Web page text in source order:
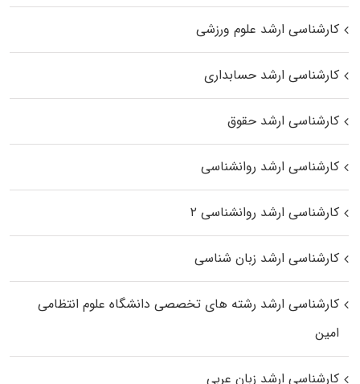
کارشناسی ارشد علوم ورزشی
کارشناسی ارشد حسابداری
کارشناسی ارشد حقوق
کارشناسی ارشد روانشناسی
کارشناسی ارشد روانشناسی ۲
کارشناسی ارشد زبان شناسی
کارشناسی ارشد رﺷﺘﻪ ﻫﺎی تخصصی داﻧﺸﮕﺎه ﻋﻠﻮم انتظامی
اﻣﻴﻦ
کارشناسی ارشد زبان عربی